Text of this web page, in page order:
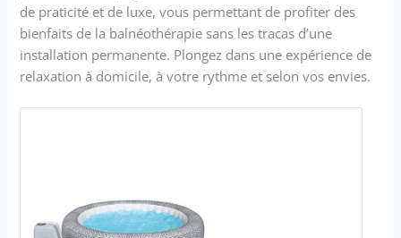
de praticité et de luxe, vous permettant de profiter des
bienfaits de la balnéothérapie sans les tracas d’une
installation permanente. Plongez dans une expérience de
relaxation à domicile, à votre rythme et selon vos envies.